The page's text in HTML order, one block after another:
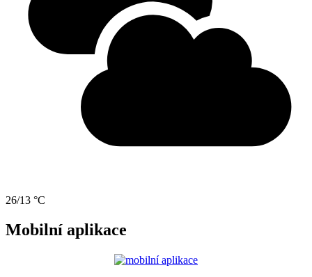
26/13 °C
Mobilní aplikace